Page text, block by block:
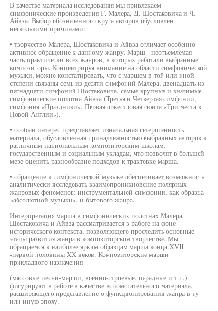
В качестве материала исследования мы привлекаем
симфонические произведения Г. Малера, Д. Шостаковича и Ч.
Айвза. Выбор обозначенного круга авторов обусловлен
несколькими причинами:
• творчество Малера, Шостаковича и Айвза отличает особенно
активное обращение к данному жанру. Марш - неотъемлемая
часть практически всех жанров, в которых работали выбранные
композиторы. Концентрируя внимание на области симфонической
музыки, можно констатировать, что с маршем в той или иной
степени связаны семь из десяти симфоний Малера, двенадцать из
пятнадцати симфоний Шостаковича, самые крупные и значимые
симфонические полотна Айвза (Третья и Четвертая симфонии,
симфония «Праздники», Первая оркестровая сюита «Три места в
Новой Англии»).
• особый интерес представляет изначальная гетерогенность
материала, обусловленная принадлежностью выбранных авторов к
различным национальным композиторским школам,
государственным и социальным укладам, что позволят в большей
мере оценить разнообразие подходов к трактовке марша.
• обращение к симфонической музыке обеспечивает возможность
аналитически исследовать взаимопроникновение полярных
жанровых феноменов: инструментальной симфонии, как образца
«абсолютной музыки», и бытового жанра.
Интерпретация марша в симфонических полотнах Малера,
Шостаковича и Айвза рассматривается в работе на фоне
исторического контекста, позволяющего проследить основные
этапы развития жанра в композиторском творчестве. Мы
обращаемся к наиболее ярким образцам марша конца XVII
-первой половины XX веков. Композиторские марши
прикладного назначения
(массовые песни-марши, военно-строевые, парадные и т.п.)
фигурируют в работе в качестве вспомогательного материала,
расширяющего представление о функционировании жанра в ту
или иную эпоху.